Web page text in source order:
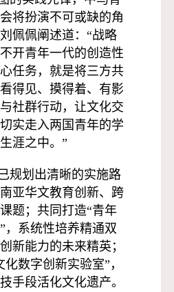
将扮演不可或缺的角
佩佩阐述道：“战略
开青年一代的创造性
任务，就是将三方共
得见、摸得着、有影
社群行动，让文化交
实走入两国青年的学
涯之中。”
规划出清晰的实施路
亚华文教育创新、跨
题；共同打造“青年
，系统性培养精通双
新能力的未来精英；
数字创新实验室”，
手段活化文化遗产。